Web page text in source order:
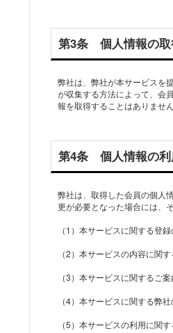
第3条 個人情報の
弊社は、弊社が本サービスを
が収集する方法によって、会
報を取得することはありません
第4条 個人情報の利
弊社は、取得した会員の個人
更が必要となった場合には、
（1）本サービスに関する登
（2）本サービスの内容に関
（3）本サービスに関するご
（4）本サービスに関する弊
（5）本サービスの利用に関